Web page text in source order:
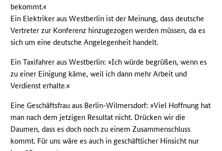
bekommt.«
Ein Elektriker aus Westberlin ist der Meinung, dass deutsche
Vertreter zur Konferenz hinzugezogen werden müssen, da es
sich um eine deutsche Angelegenheit handelt.
Ein Taxifahrer aus Westberlin: »Ich würde begrüßen, wenn es
zu einer Einigung käme, weil ich dann mehr Arbeit und
Verdienst erhalte.«
Eine Geschäftsfrau aus Berlin-Wilmersdorf: »Viel Hoffnung hat
man nach dem jetzigen Resultat nicht. Drücken wir die
Daumen, dass es doch noch zu einem Zusammenschluss
kommt. Für uns wäre es auch in geschäftlicher Hinsicht nur